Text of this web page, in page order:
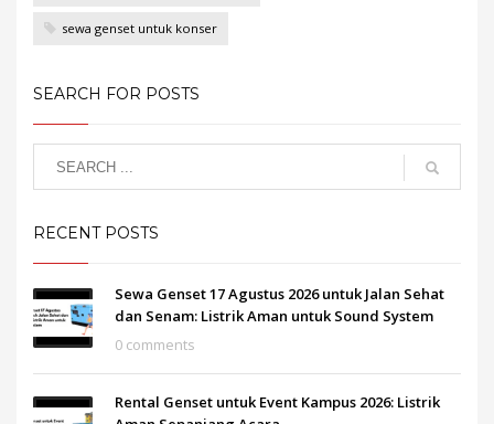
sewa genset untuk konser
SEARCH FOR POSTS
RECENT POSTS
Sewa Genset 17 Agustus 2026 untuk Jalan Sehat
dan Senam: Listrik Aman untuk Sound System
0 comments
Rental Genset untuk Event Kampus 2026: Listrik